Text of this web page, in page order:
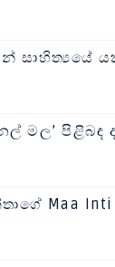
සාහිත්‍යයේ
මල’
Maa Inti